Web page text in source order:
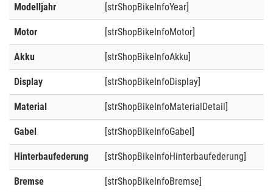
Modelljahr [strShopBikeInfoYear]
Motor [strShopBikeInfoMotor]
Akku [strShopBikeInfoAkku]
Display [strShopBikeInfoDisplay]
Material [strShopBikeInfoMaterialDetail]
Gabel [strShopBikeInfoGabel]
Hinterbaufederung [strShopBikeInfoHinterbaufederung]
Bremse [strShopBikeInfoBremse]